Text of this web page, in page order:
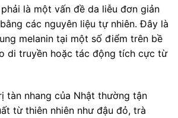
là một vấn đề da liễu đơn giản
các nguyên liệu tự nhiên. Đây là
melanin tại một số điểm trên bề
di truyền hoặc tác động tích cực từ
tàn nhang của Nhật thường tận
từ thiên nhiên như đậu đỏ, trà